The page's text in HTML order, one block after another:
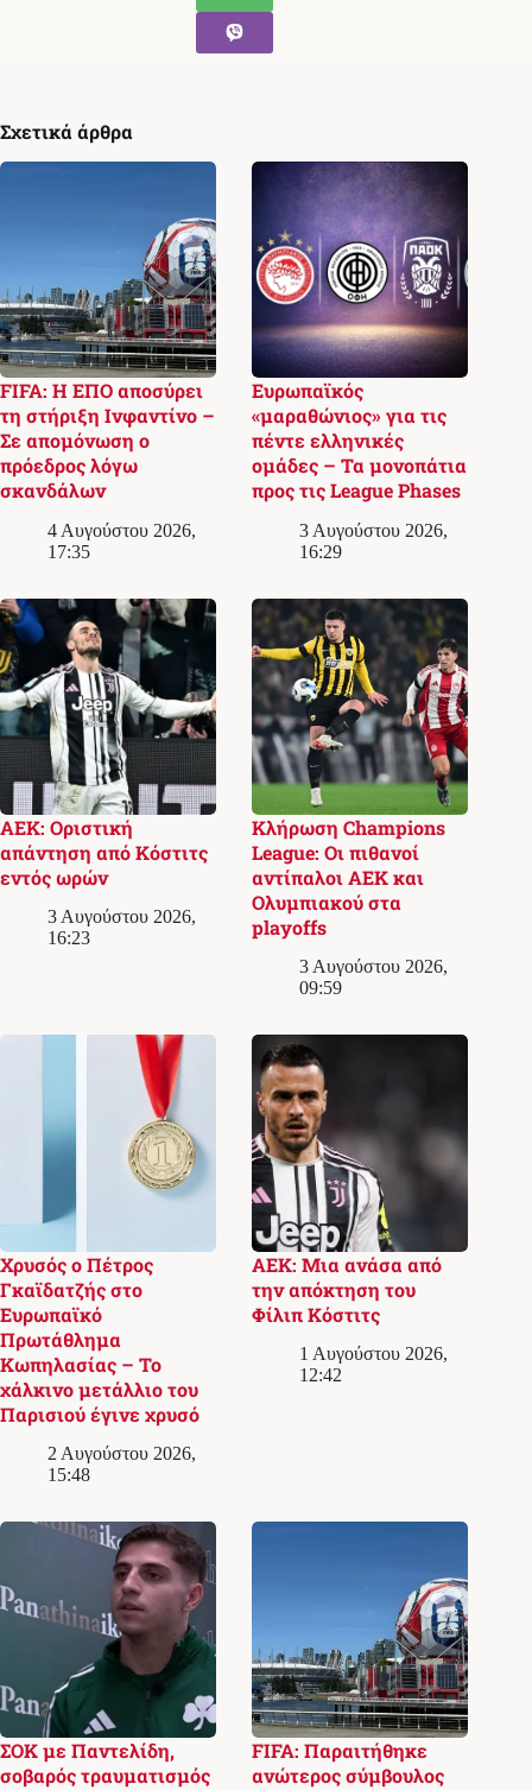
Σχετικά άρθρα
FIFA: Η ΕΠΟ αποσύρει
τη στήριξη Ινφαντίνο –
Σε απομόνωση ο
πρόεδρος λόγω
σκανδάλων
4 Αυγούστου 2026,
17:35
Ευρωπαϊκός
«μαραθώνιος» για τις
πέντε ελληνικές
ομάδες – Τα μονοπάτια
προς τις League Phases
3 Αυγούστου 2026,
16:29
ΑΕΚ: Οριστική
απάντηση από Κόστιτς
εντός ωρών
3 Αυγούστου 2026,
16:23
Κλήρωση Champions
League: Οι πιθανοί
αντίπαλοι ΑΕΚ και
Ολυμπιακού στα
playoffs
3 Αυγούστου 2026,
09:59
Χρυσός ο Πέτρος
Γκαϊδατζής στο
Ευρωπαϊκό
Πρωτάθλημα
Κωπηλασίας – Το
χάλκινο μετάλλιο του
Παρισιού έγινε χρυσό
2 Αυγούστου 2026,
15:48
ΑΕΚ: Μια ανάσα από
την απόκτηση του
Φίλιπ Κόστιτς
1 Αυγούστου 2026,
12:42
ΣΟΚ με Παντελίδη,
σοβαρός τραυματισμός
FIFA: Παραιτήθηκε
ανώτερος σύμβουλος